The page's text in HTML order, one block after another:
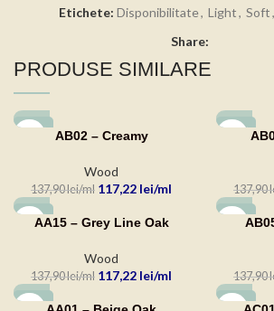
Etichete: Disponibilitate, Light, Soft,
Share:
PRODUSE SIMILARE
-15% AB02 – Creamy
Wood
137,90lei 117,22 lei
-15%
137,90
-15%AA15 – Grey Line Oak
Wood
137,90lei 117,22 lei
-15%
137,90
-15% -15%